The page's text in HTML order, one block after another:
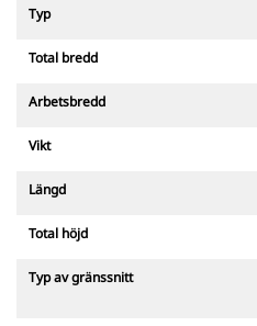
Typ
Total bredd
Arbetsbredd
Vikt
Längd
Total höjd
Typ av gränssnitt